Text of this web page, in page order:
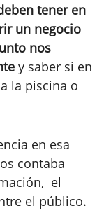
tener en
un negocio
nos
y saber si en
la piscina o
en esa
contaba
el
el público.